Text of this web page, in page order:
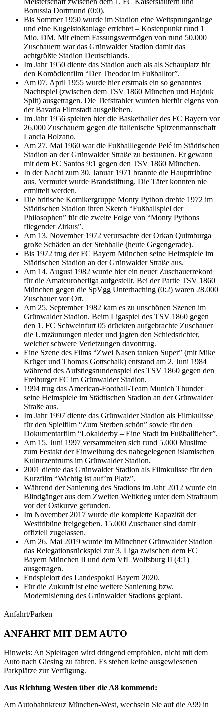
Meisterschaft zwischen dem 1. FC Kaiserslautern und
Borussia Dortmund (0:0).
Bis Sommer 1950 wurde im Stadion eine Weitsprunganlage
und eine Kugelstoßanlage errichtet – Kostenpunkt rund 1
Mio. DM. Mit einem Fassungsvermögen von rund 50.000
Zuschauern war das Grünwalder Stadion damit das
achtgrößte Stadion Deutschlands.
Im Jahr 1950 diente das Stadion auch als als Schauplatz für
den Komödienfilm “Der Theodor im Fußballtor”.
Am 07. April 1955 wurde hier erstmals ein so genanntes
Nachtspiel (zwischen dem TSV 1860 München und Hajduk
Split) ausgetragen. Die Tiefstrahler wurden hierfür eigens von
der Bavaria Filmstadt ausgeliehen.
Im Jahr 1956 spielten hier die Basketballer des FC Bayern vor
26.000 Zuschauern gegen die italienische Spitzenmannschaft
Lancia Bolzano.
Am 27. Mai 1960 war die Fußballlegende Pelé im Städtischen
Stadion an der Grünwalder Straße zu bestaunen. Er gewann
mit dem FC Santos 9:1 gegen den TSV 1860 München.
In der Nacht zum 30. Januar 1971 brannte die Haupttribüne
aus. Vermutet wurde Brandstiftung. Die Täter konnten nie
ermittelt werden.
Die britische Komikergruppe Monty Python drehte 1972 im
Städtischen Stadion ihren Sketch “Fußballspiel der
Philosophen” für die zweite Folge von “Monty Pythons
fliegender Zirkus”.
Am 13. November 1972 verursachte der Orkan Quimburga
große Schäden an der Stehhalle (heute Gegengerade).
Bis 1972 trug der FC Bayern München seine Heimspiele im
Städtischen Stadion an der Grünwalder Straße aus.
Am 14. August 1982 wurde hier ein neuer Zuschauerrekord
für die Amateuroberliga aufgestellt. Bei der Partie TSV 1860
München gegen die SpVgg Unterhaching (0:2) waren 28.000
Zuschauer vor Ort.
Am 25. September 1982 kam es zu unschönen Szenen im
Grünwalder Stadion. Beim Ligaspiel des TSV 1860 gegen
den 1. FC Schweinfurt 05 drückten aufgebrachte Zuschauer
die Umzäunungen nieder und jagten den Schiedsrichter,
welcher schwere Verletzungen davontrug.
Eine Szene des Films “Zwei Nasen tanken Super” (mit Mike
Krüger und Thomas Gottschalk) entstand am 2. Juni 1984
während des Aufstiegsrundenspiel des TSV 1860 gegen den
Freiburger FC im Grünwalder Stadion.
1994 trug das American-Football-Team Munich Thunder
seine Heimspiele im Städtischen Stadion an der Grünwalder
Straße aus.
Im Jahr 1997 diente das Grünwalder Stadion als Filmkulisse
für den Spielfilm “Zum Sterben schön” sowie für den
Dokumentarfilm “Lokalderby – Eine Stadt im Fußballfieber”.
Am 15. Juni 1997 versammelten sich rund 5.000 Muslime
zum Festakt der Einweihung des nahegelegenen islamischen
Kulturzentrums im Grünwalder Stadion.
2001 diente das Grünwalder Stadion als Filmkulisse für den
Kurzfilm “Wichtig ist auf’m Platz”.
Während der Sanierung des Stadions im Jahr 2012 wurde ein
Blindgänger aus dem Zweiten Weltkrieg unter dem Strafraum
vor der Ostkurve gefunden.
Im November 2017 wurde die komplette Kapazität der
Westtribüne freigegeben. 15.000 Zuschauer sind damit
offiziell zugelassen.
Am 26. Mai 2019 wurde im Münchner Grünwalder Stadion
das Relegationsrückspiel zur 3. Liga zwischen dem FC
Bayern München II und dem VfL Wolfsburg II (4:1)
ausgetragen.
Endspielort des Landespokal Bayern 2020.
Für die Zukunft ist eine weitere Sanierung bzw.
Modernisierung des Grünwalder Stadions geplant.
Anfahrt/Parken
ANFAHRT MIT DEM AUTO
Hinweis: An Spieltagen wird dringend empfohlen, nicht mit dem
Auto nach Giesing zu fahren. Es stehen keine ausgewiesenen
Parkplätze zur Verfügung.
Aus Richtung Westen über die A8 kommend:
Am Autobahnkreuz München-West, wechseln Sie auf die A99 in